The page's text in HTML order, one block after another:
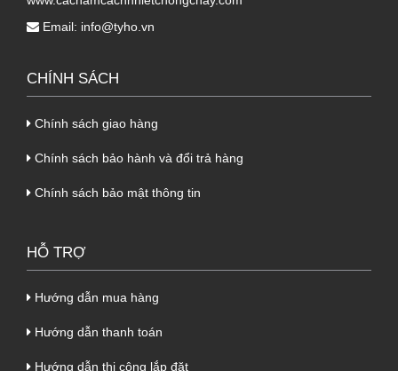
1.3.Lớp cuối cùng của tôn PU 3 lớp Hoa
-Là lớp nằm bên dưới của 2 lớp phía trên,
là màu bạc rất đẹp nhé.
Lớp giấy bạc này có độ dày 0.06.
1.4. Tóm tắt các thông số kỹ thuật của
lớp (tôn + PU + giấy bạc)
cấu tạo
vật liệu
Lớp đầu
Email: info@tyho.vn
CHÍNH SÁCH
Chính sách giao hàng
Chính sách bảo hành và đổi trả hàng
Chính sách bảo mật thông tin
HỖ TRỢ
Hướng dẫn mua hàng
Hướng dẫn thanh toán
Hướng dẫn thi công lắp đặt